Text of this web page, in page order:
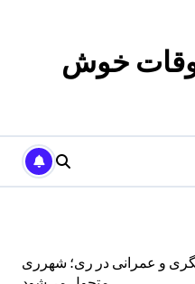
خوش
و عمرانی در ری؛ شهرری